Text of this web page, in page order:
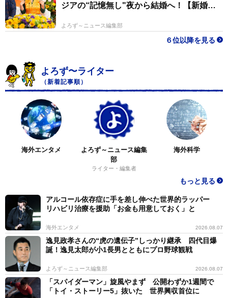
ジアの“記憶無し"夜から結婚へ！【新婚さ
よろず～ニュース編集部
６位以降を見る
よろず〜ライター
（新着記事順）
海外エンタメ
よろず～ニュース編集
部
ライター・編集者
海外科学
もっと見る
アルコール依存症に手を差し伸べた世界的ラッパー
リハビリ治療を援助「お金も用意しておく」と
海外エンタメ 2026.08.07
逸見政孝さんの“虎の遺伝子”しっかり継承 四代目爆
誕！逸見太郎が小1長男とともにプロ野球観戦
よろず～ニュース編集部 2026.08.07
「スパイダーマン」旋風やまず 公開わずか1週間で
「トイ・ストーリー5」抜いた 世界興収首位に